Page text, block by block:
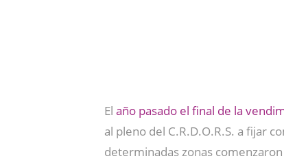
El año pasado el final de la
al pleno del C.R.D.O.R.S. a fijar
determinadas zonas